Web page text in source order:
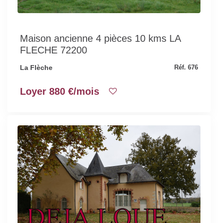
Maison ancienne 4 pièces 10 kms LA
FLECHE 72200
La Flèche Réf. 676
Loyer 880 €/mois